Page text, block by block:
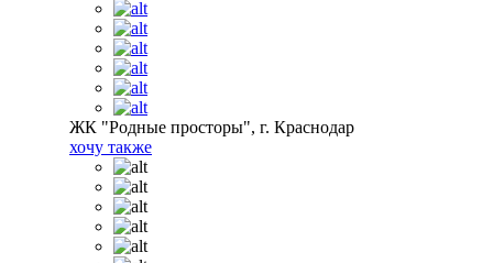
ЖК "Родные просторы", г. Краснодар
хочу также